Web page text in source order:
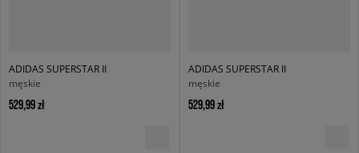
ADIDAS SUPERSTAR II
męskie
529,99 zł
ADIDAS SUPERSTAR II
męskie
529,99 zł